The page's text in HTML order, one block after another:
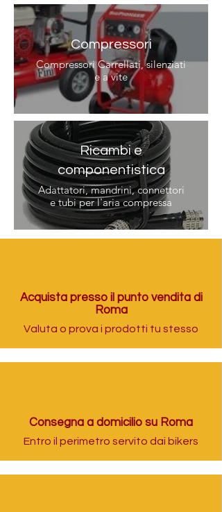
Compressori
Compressori Carrellati, silenziati
e a vite
Ricambi e
componentistica
Adattatori, mandrini, connettori
e tubi per l'aria compressa
Acquista presso il punto vendita di
Roma
Valuta o prova i prodotti tu stesso
Consegna a domicilio su Roma
Entro il perimetro servito dai bikers